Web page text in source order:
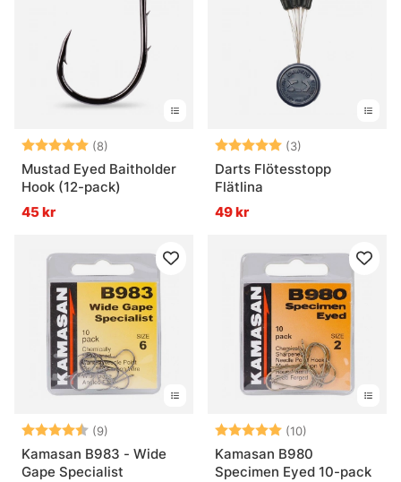
Betyg: (8)
5.0 utav 5 stjärnor
Mustad Eyed Baitholder
Hook (12-pack)
45 kr
Betyg: (3)
Darts Flötesstopp
Flätlina
49 kr
Betyg: (9)
4.9 utav 5 stjärnor
Kamasan B983 - Wide
Gape Specialist
Betyg: (10)
Kamasan B980
Specimen Eyed 10-pack